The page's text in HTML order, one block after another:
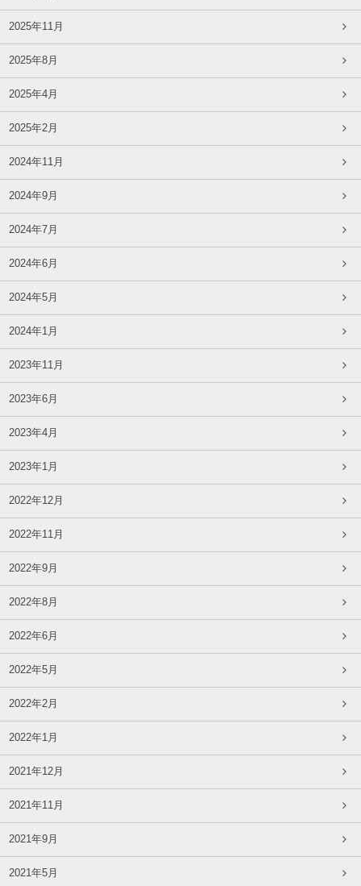
2025年11月
2025年8月
2025年4月
2025年2月
2024年11月
2024年9月
2024年7月
2024年6月
2024年5月
2024年1月
2023年11月
2023年6月
2023年4月
2023年1月
2022年12月
2022年11月
2022年9月
2022年8月
2022年6月
2022年5月
2022年2月
2022年1月
2021年12月
2021年11月
2021年9月
2021年5月